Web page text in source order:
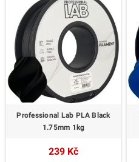
Professional Lab PLA Black
1.75mm 1kg
239 Kč